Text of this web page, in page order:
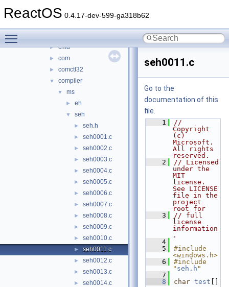
ReactOS 0.4.17-dev-599-ga318b62
► appshim
► cmd
► com
► comctl32
▼ compiler
▼ ms
► eh
▼ seh
► seh.h
► seh0001.c
► seh0002.c
► seh0003.c
► seh0004.c
► seh0005.c
► seh0006.c
► seh0007.c
► seh0008.c
► seh0009.c
► seh0010.c
► seh0011.c
► seh0012.c
► seh0013.c
► seh0014.c
seh0011.c
Go to the
documentation of this
file.
    1
//
Copyright
(c)
Microsoft.
All rights
reserved.
    2
// Licensed
under the
MIT
license.
See LICENSE
file in the
project
root for
    3
// full
license
information
.
    4
    5
#include
<windows.h>
    6
#include
" seh.h "
    7
    8
char test